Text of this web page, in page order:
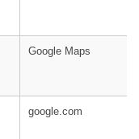
Google Maps
google.com